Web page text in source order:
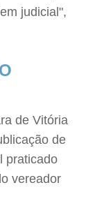
judicial",
de Vitória
de
praticado
vereador